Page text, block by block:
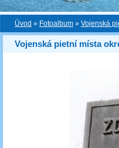
Úvod » Fotoalbum » Vojenská
Vojenská pietní místa